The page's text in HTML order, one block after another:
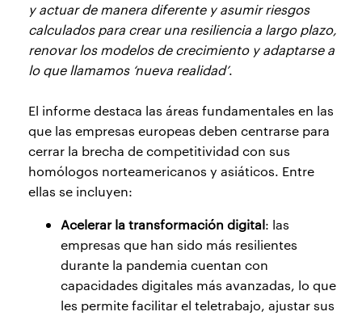
y actuar de manera diferente y asumir riesgos
calculados para crear una resiliencia a largo plazo,
renovar los modelos de crecimiento y adaptarse a
lo que llamamos ‘nueva realidad’.
El informe destaca las áreas fundamentales en las
que las empresas europeas deben centrarse para
cerrar la brecha de competitividad con sus
homólogos norteamericanos y asiáticos. Entre
ellas se incluyen:
Acelerar la transformación digital: las
empresas que han sido más resilientes
durante la pandemia cuentan con
capacidades digitales más avanzadas, lo que
les permite facilitar el teletrabajo, ajustar sus